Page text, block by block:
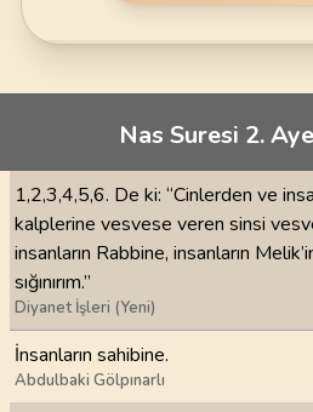
Nas Suresi 2.
1,2,3,4,5,6. De ki: “Cinlerden ve
kalplerine vesvese veren sinsi
insanların Rabbine, insanların
sığınırım.”
Diyanet İşleri (Yeni)
İnsanların sahibine.
Abdulbaki Gölpınarlı